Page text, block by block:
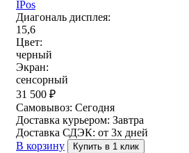
IPos
Диагональ дисплея:
15,6
Цвет:
черный
Экран:
сенсорный
31 500 ₽
Самовывоз: Сегодня
Доставка курьером: Завтра
Доставка СДЭК: от 3х дней
В корзину
Купить в 1 клик